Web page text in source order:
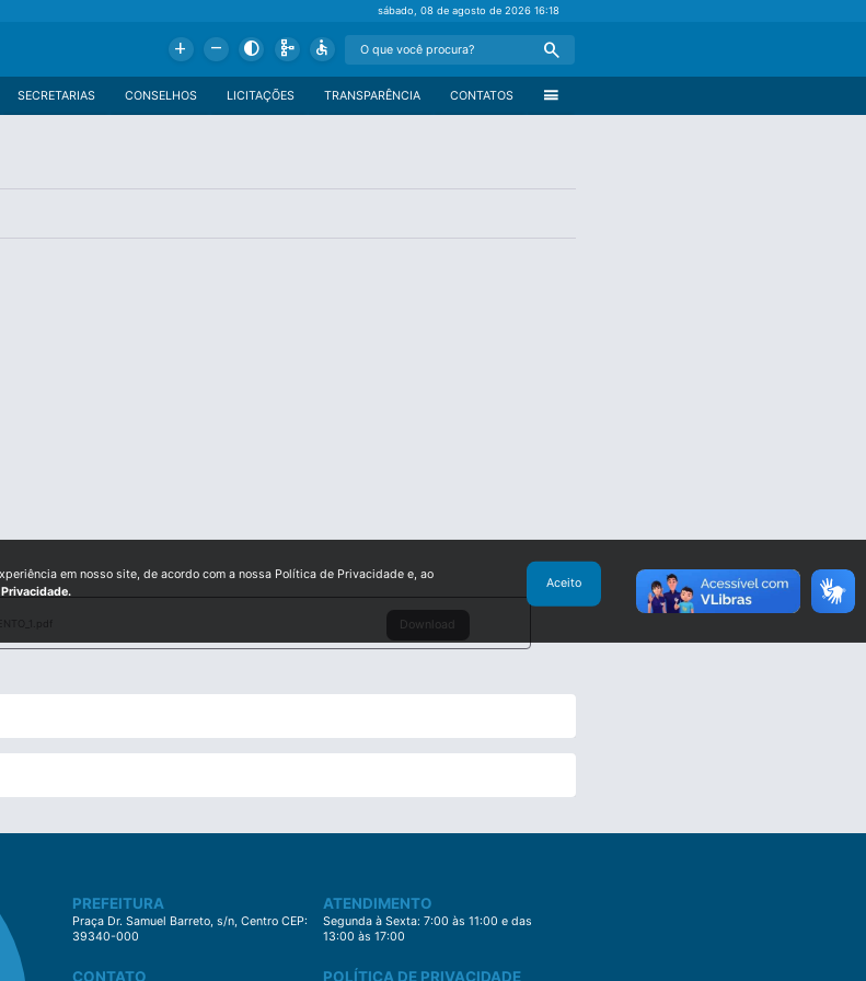
sábado, 08 de agosto de 202616:18
Add Remove Contrast Schema Accessible Search
menu
CONTATOS
TRANSPARÊNCIA
LICITAÇÕES
CONSELHOS
SECRETARIAS
Download
PREFEITURA
Praça Dr. Samuel Barreto, s/n, Centro CEP:
39340-000
ATENDIMENTO
Segunda à Sexta: 7:00 às 11:00 e das
13:00 às 17:00
CONTATO POLÍTICA DE PRIVACIDADE
em nosso site, de acordo com a nossa Política de Privacidade e, ao
Aceito